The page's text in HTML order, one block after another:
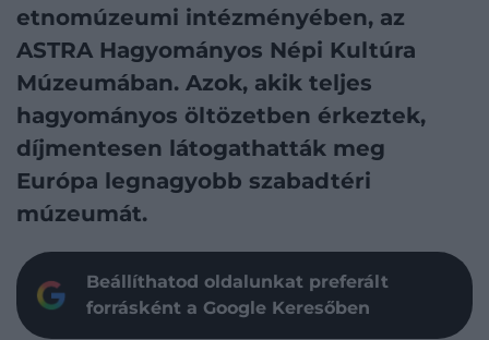
etnomúzeumi intézményében, az
ASTRA Hagyományos Népi Kultúra
Múzeumában. Azok, akik teljes
hagyományos öltözetben érkeztek,
díjmentesen látogathatták meg
Európa legnagyobb szabadtéri
múzeumát.
Beállíthatod oldalunkat preferált
forrásként a Google Keresőben